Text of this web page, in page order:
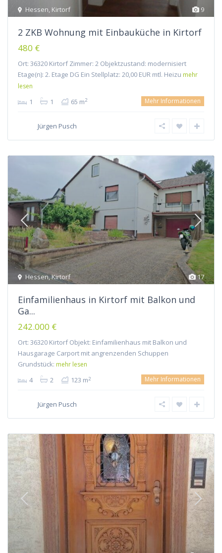
9
Hessen Kirtorf
2 ZKB Wohnung mit Einbauküche in Kirtorf
480 €
Ort: 36320 Kirtorf Zimmer: 2 Objektzustand: modernisiert
Etage(n): 2. Etage DG Ein Stellplatz: 20,00 EUR mtl. Heizu mehr
lesen
1 1 65 m2 Mehr Informationen
Jürgen Pusch
17
Hessen,Kirtorf
Einfamilienhaus in Kirtorf mit Balkon und
Ga...
242.000 €
Ort: 36320 Kirtorf Objekt: Einfamilienhaus mit Balkon und
Hausgarage Carport mit angrenzenden Schuppen
Grundstück: mehr lesen
4 2 123 m2 Mehr Informationen
Jürgen Pusch